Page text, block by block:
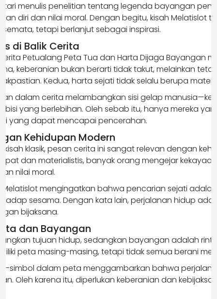
menulis penelitian tentang legenda bayangan
diri dan nilai moral. Dengan begitu, kisah Melatislot
tetapi berlanjut sebagai inspirasi.
di Balik Cerita
Petualang Peta Tua dan Harta Dijaga Bayangan
keberanian bukan berarti tidak takut, melainkan
Kedua, harta sejati tidak selalu berupa materi.
dalam cerita melambangkan sisi gelap
yang berlebihan. Oleh sebab itu, hanya mereka
yang dapat mencapai pencerahan.
Kehidupan Modern
kisah klasik, pesan cerita ini sangat relevan dengan
dan materialistis, banyak orang mengejar
nilai moral.
Melatislot mengingatkan bahwa pencarian sejati
sesama. Dengan kata lain, perjalanan hidup
bijaksana.
dan Bayangan
tujuan hidup, sedangkan bayangan adalah
peta masing-masing, tetapi tidak semua berani
simbol dalam peta menggambarkan bahwa
Oleh karena itu, diperlukan keberanian dan